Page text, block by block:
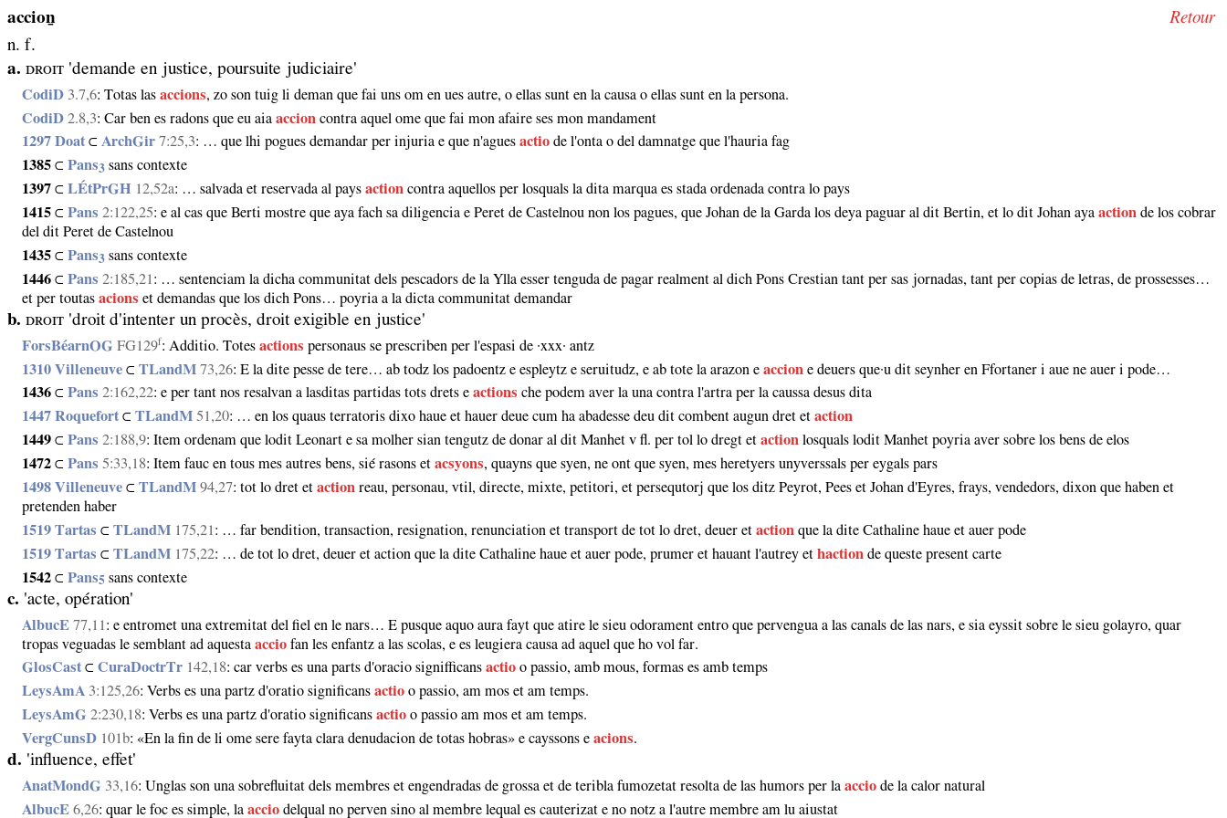
accioṉ
Retour
n. f.
a. ᴅʀᴏɪᴛ 'demande en justice, poursuite judiciaire'
CodiD 3.7,6: Totas lasaccions, zo son tuig li deman que fai uns om en ues autre, o ellas sunt en la causa o ellas sunt en la persona.
CodiD 2.8,3: Car ben es radons que eu aiaaccion contra aquel ome que fai mon afaire ses mon mandament
1297 Doat ⊂ArchGir 7:25,3: … que lhi pogues demandar per injuria e que n'aguesactio de l'onta o del damnatge que l'hauria fag
1385 ⊂Pans3 sans contexte
1397 ⊂LÉtPrGH 12,52a: … salvada et reservada al paysaction contra aquellos per losquals la dita marqua es stada ordenada contra lo pays
1415 ⊂Pans 2:122,25: e al cas que Berti mostre que aya fach sa diligencia e Peret de Castelnou non los pagues, que Johan de la Garda los deya paguar al dit Bertin, et lo dit Johan ayaaction de los cobrar
del dit Peret de Castelnou
1435 ⊂Pans3 sans contexte
1446 ⊂Pans 2:185,21 : … sentenciam la dicha communitat dels pescadors de la Ylla esser tenguda de pagar realment al dich Pons Crestian tant per sas jornadas, tant per copias de letras, de prossesses…
et per toutasacions et demandas que los dich Pons… poyria a la dicta communitat demandar
b. ᴅʀᴏɪᴛ 'droit d'intenter un procès, droit exigible en justice'
ForsBéarnOG FG129f: Additio. Totesactions personaus se prescriben per l'espasi de ·xxx· antz
1310 Villeneuve ⊂TLandM 73,26: E la dite pesse de tere… ab todz los padoentz e espleytz e seruitudz, e ab tote la arazon eaccion e deuers que·u dit seynher en Ffortaner i aue ne auer i pode…
1436 ⊂Pans 2:162,22: e per tant nos resalvan a lasditas partidas tots drets eactions che podem aver la una contra l'artra per la caussa desus dita
1447 Roquefort ⊂TLandM 51,20: … en los quaus terratoris dixo haue et hauer deue cum ha abadesse deu dit combent augun dret etaction
1449 ⊂Pans 2:188,9: Item ordenam que lodit Leonart e sa molher sian tengutz de donar al dit Manhet ᴠ fl. per tol lo dregt etaction losquals lodit Manhet poyria aver sobre los bens de elos
1472 ⊂Pans 5:33,18: Item fauc en tous mes autres bens, sié rasons etacsyons, quayns que syen, ne ont que syen, mes heretyers unyverssals per eygals pars
1498 Villeneuve ⊂TLandM 94,27: tot lo dret etaction reau, personau, vtil, directe, mixte, petitori, et persequtorj que los ditz Peyrot, Pees et Johan d'Eyres, frays, vendedors, dixon que haben et
pretenden haber
1519 Tartas ⊂TLandM 175,21 : … far bendition, transaction, resignation, renunciation et transport de tot lo dret, deuer etaction que la dite Cathaline haue et auer pode
1519 Tartas ⊂TLandM 175,22: … de tot lo dret, deuer et action que la dite Cathaline haue et auer pode, prumer et hauant l'autrey ethaction de queste present carte
1542 ⊂Pans5 sans contexte
c. 'acte, opération'
AlbucE 77,11 : e entromet una extremitat del fiel en le nars… E pusque aquo aura fayt que atire le sieu odorament entro que pervengua a las canals de las nars, e sia eyssit sobre le sieu golayro, quar
tropas veguadas le semblant ad aquestaaccio fan les enfantz a las scolas, e es leugiera causa ad aquel que ho vol far.
GlosCast ⊂CuraDoctrTr 142,18: car verbs es una parts d'oracio signifficansactio o passio, amb mous, formas es amb temps
LeysAmA 3:125,26: Verbs es una partz d'oratio significansactio o passio, am mos et am temps.
LeysAmG 2:230,18: Verbs es una partz d'oratio significansactio o passio am mos et am temps.
VergCunsD 101b: «En la fin de li ome sere fayta clara denudacion de totas hobras» e cayssons eacions.
d. 'influence, effet'
AnatMondG 33,16: Unglas son una sobrefluitat dels membres et engendradas de grossa et de teribla fumozetat resolta de las humors per laaccio de la calor natural
AlbucE 6,26: quar le foc es simple, laaccio delqual no perven sino al membre lequal es cauterizat e no notz a l'autre membre am lu aiustat